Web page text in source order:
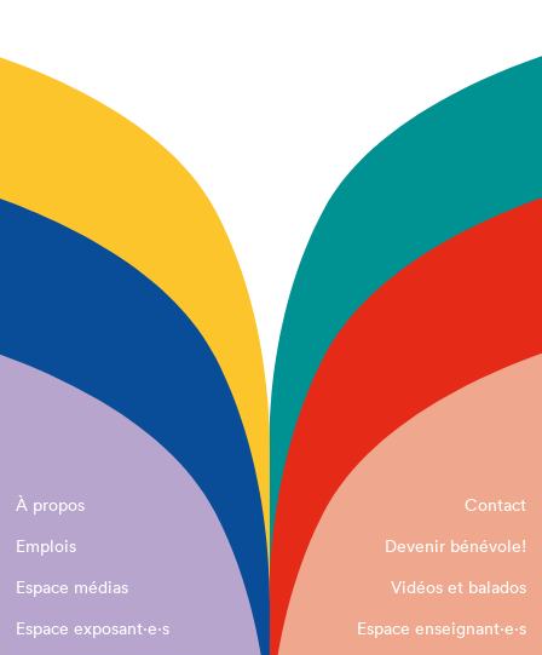
À propos
Contact
Emplois
Devenir bénévole!
Espace médias
Vidéos et balados
Espace exposant·e⋅s
Espace enseignant·e⋅s